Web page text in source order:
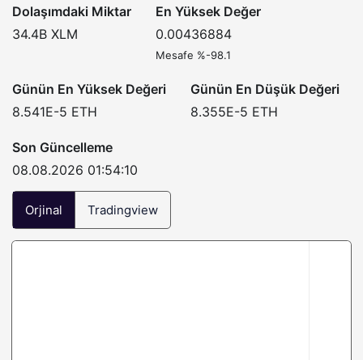
Dolaşımdaki Miktar
34.4B XLM
En Yüksek Değer
0.00436884
Mesafe %-98.1
Günün En Yüksek Değeri
8.541E-5 ETH
Günün En Düşük Değeri
8.355E-5 ETH
Son Güncelleme
08.08.2026 01:54:10
Orjinal Tradingview